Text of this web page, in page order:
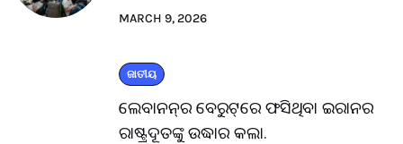
MARCH 9, 2026
ଜାତୀୟ
ଲେବାନନ୍‌ର ବେରୁଟ୍‌ରେ ଫସିଥିବା ଇରାନର
ରାଷ୍ଟ୍ରଦୂତଙ୍କୁ ଉଦ୍ଧାର କଲା.